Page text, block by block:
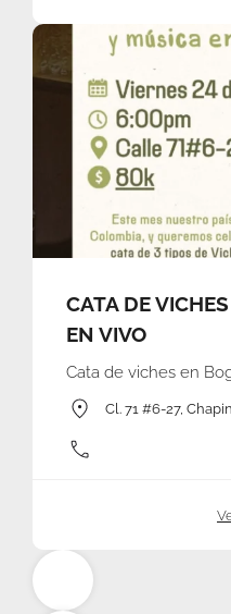
CATA DE
EN VIVO
Cata de viches en
Cl. 71 #6-27,